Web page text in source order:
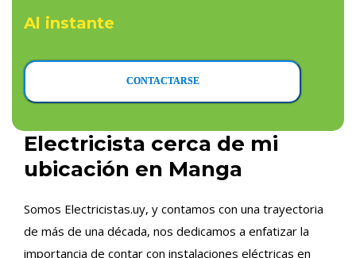
Al instante
CONTACTARSE
Electricista cerca de mi
ubicación en Manga
Somos Electricistas.uy, y contamos con una trayectoria
de más de una década, nos dedicamos a enfatizar la
importancia de contar con instalaciones eléctricas en